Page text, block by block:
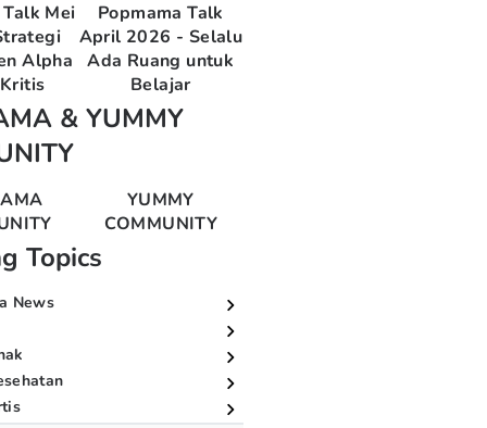
Mei
Alpha
Popmama Talk
April 2026 - Selalu
Ada Ruang untuk
Belajar
& YUMMY
YUMMY
COMMUNITY
Topics
News